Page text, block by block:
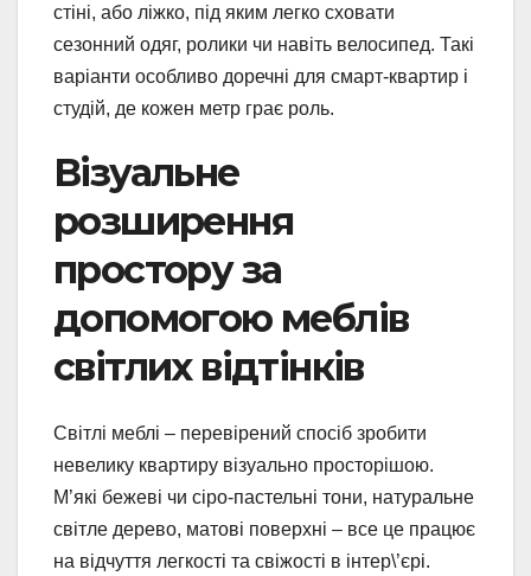
стіні, або ліжко, під яким легко сховати
сезонний одяг, ролики чи навіть велосипед. Такі
варіанти особливо доречні для смарт-квартир і
студій, де кожен метр грає роль.
Візуальне
розширення
простору за
допомогою меблів
світлих відтінків
Світлі меблі – перевірений спосіб зробити
невелику квартиру візуально просторішою.
М’які бежеві чи сіро-пастельні тони, натуральне
світле дерево, матові поверхні – все це працює
на відчуття легкості та свіжості в інтер\’єрі.